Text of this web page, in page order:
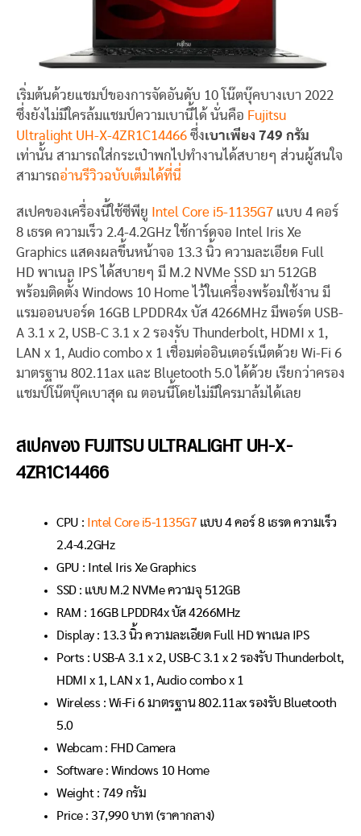
เริ่มต้นด้วยแชมป์ของการจัดอันดับ 10 โน๊ตบุ๊คบางเบา 2022
ซึ่งยังไม่มีใครล้มแชมป์ความเบานี้ได้ นั่นคือ Fujitsu
Ultralight UH-X-4ZR1C14466 ซึ่งเบาเพียง 749 กรัม
เท่านั้น สามารถใส่กระเป๋าพกไปทำงานได้สบายๆ ส่วนผู้สนใจ
สามารถอ่านรีวิวฉบับเต็มได้ที่นี่
สเปคของเครื่องนี้ใช้ซีพียู Intel Core i5-1135G7 แบบ 4 คอร์
8 เธรด ความเร็ว 2.4-4.2GHz ใช้การ์ดจอ Intel Iris Xe
Graphics แสดงผลขึ้นหน้าจอ 13.3 นิ้ว ความละเอียด Full
HD พาเนล IPS ได้สบายๆ มี M.2 NVMe SSD มา 512GB
พร้อมติดตั้ง Windows 10 Home ไว้ในเครื่องพร้อมใช้งาน มี
แรมออนบอร์ด 16GB LPDDR4x บัส 4266MHz มีพอร์ต USB-
A 3.1 x 2, USB-C 3.1 x 2 รองรับ Thunderbolt, HDMI x 1,
LAN x 1, Audio combo x 1 เชื่อมต่ออินเตอร์เน็ตด้วย Wi-Fi 6
มาตรฐาน 802.11ax และ Bluetooth 5.0 ได้ด้วย เรียกว่าครอง
แชมป์โน๊ตบุ๊คเบาสุด ณ ตอนนี้โดยไม่มีใครมาล้มได้เลย
สเปคของ FUJITSU ULTRALIGHT UH-X-
4ZR1C14466
CPU : Intel Core i5-1135G7 แบบ 4 คอร์ 8 เธรด ความเร็ว
2.4-4.2GHz
GPU : Intel Iris Xe Graphics
SSD : แบบ M.2 NVMe ความจุ 512GB
RAM : 16GB LPDDR4x บัส 4266MHz
Display : 13.3 นิ้ว ความละเอียด Full HD พาเนล IPS
Ports : USB-A 3.1 x 2, USB-C 3.1 x 2 รองรับ Thunderbolt,
HDMI x 1, LAN x 1, Audio combo x 1
Wireless : Wi-Fi 6 มาตรฐาน 802.11ax รองรับ Bluetooth
5.0
Webcam : FHD Camera
Software : Windows 10 Home
Weight : 749 กรัม
Price : 37,990บาท (ราคากลาง)